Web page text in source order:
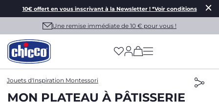
10€ offert en vous inscrivant à la Newsletter ! *Voir conditions
Une remise immédiate de 10 € pour vous !
(has more options
Jouets d'Inspiration Montessori
MON PLATEAU À PÂTISSERIE